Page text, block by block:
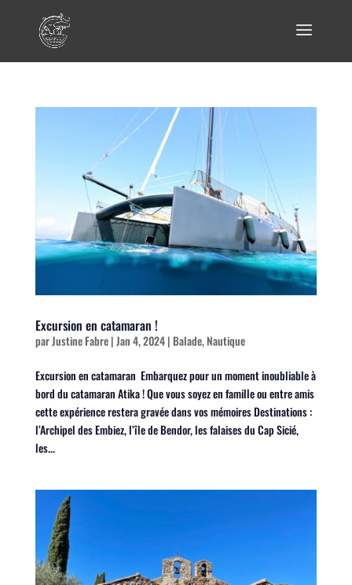
Excursion en catamaran !
parJustine Fabre|Jan 4, 2024| Balade,Nautique
Excursion en catamaran Embarquez pour un moment inoubliable à
bord du catamaran Atika ! Que vous soyez en famille ou entre amis
cette expérience restera gravée dans vos mémoires Destinations :
l’Archipel des Embiez, l’île de Bendor, les falaises du Cap Sicié,
les...